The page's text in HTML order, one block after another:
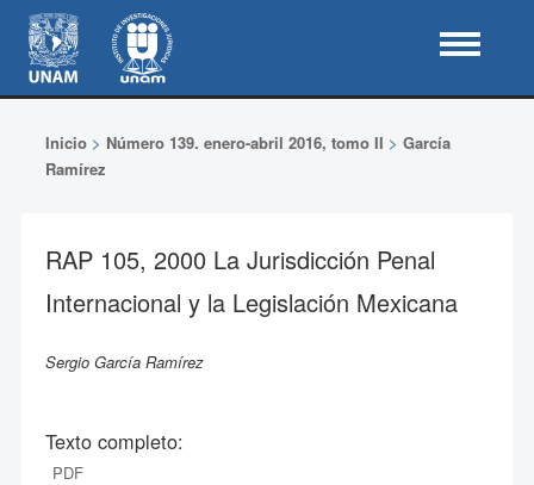
Inicio> Número 139. enero-abril 2016, tomo II > García
Ramírez
RAP 105, 2000 La Jurisdicción Penal
Internacional y la Legislación Mexicana
Sergio García Ramírez
Texto completo:
PDF